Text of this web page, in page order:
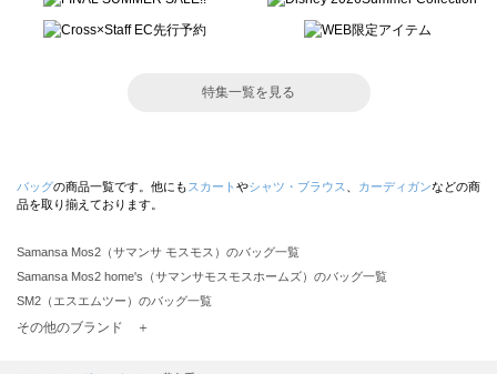
特集一覧を見る
バッグの商品一覧です。他にも スカート やシャツ・ブラウス カーディガンなどの商
品を取り揃えております。
Samansa Mos2（サマンサ モスモス）のバッグ一覧
Samansa Mos2 home's（サマンサモスモスホームズ）のバッグ一覧
SM2（エスエムツー）のバッグ一覧
TSUHARU by Samansa Mos2（ツハルバイサマンサモスモス）のバッグ一覧
その他のブランド ＋